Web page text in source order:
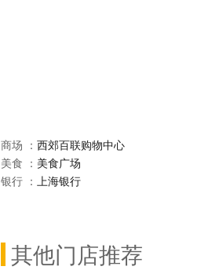
商场 ： 西郊百联购物中心
美食 ： 美食广场
银行 ： 上海银行
其他门店推荐